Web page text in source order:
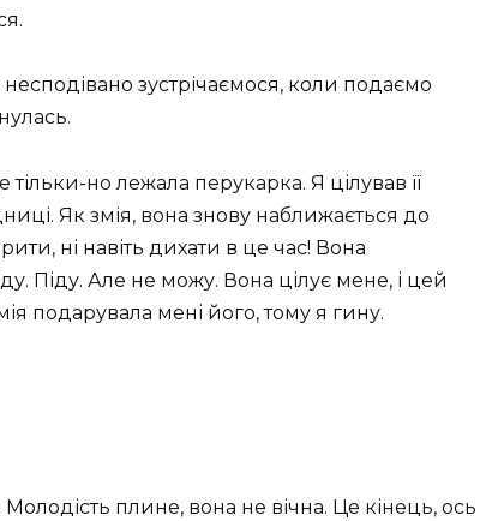
зустрічаємося, коли подаємо
но лежала перукарка. Я цілував її
Як змія, вона знову наближається до
ні навіть дихати в це час! Вона
Піду. Але не можу. Вона цілує мене, і цей
подарувала мені його, тому я гину.
плине, вона не вічна. Це кінець, ось